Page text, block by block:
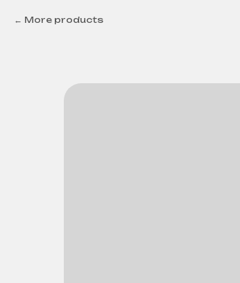
More products